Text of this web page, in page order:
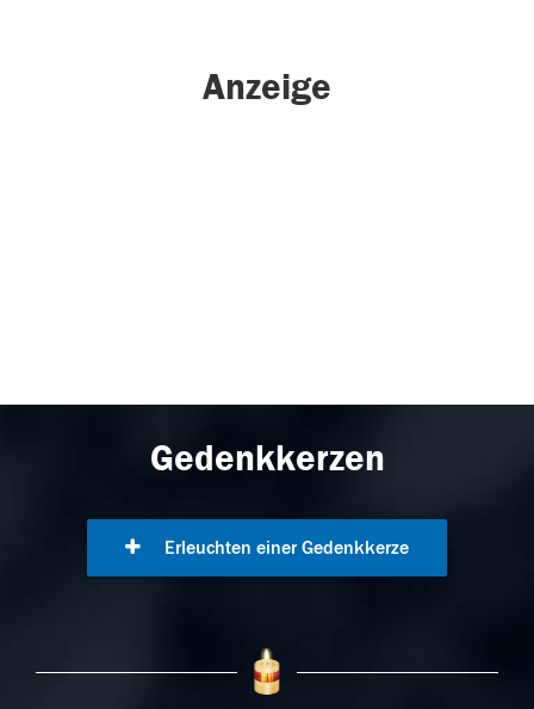
Anzeige
Gedenkkerzen
Erleuchten einer Gedenkkerze